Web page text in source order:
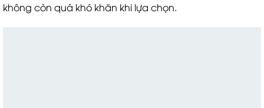
không còn quá khó khăn khi lựa chọn.